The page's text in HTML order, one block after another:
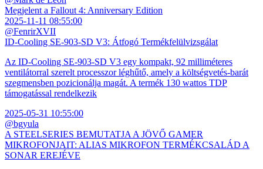
Megjelent a Fallout 4: Anniversary Edition
2025-11-11 08:55:00
@FenrirXVII
ID-Cooling SE-903-SD V3: Átfogó Termékfelülvizsgálat
Az ID-Cooling SE-903-SD V3 egy kompakt, 92 milliméteres
ventilátorral szerelt processzor léghűtő, amely a költségvetés-barát
szegmensben pozicionálja magát. A termék 130 wattos TDP
támogatással rendelkezik
2025-05-31 10:55:00
@bgyula
A STEELSERIES BEMUTATJA A JÖVŐ GAMER
MIKROFONJAIT: ALIAS MIKROFON TERMÉKCSALÁD A
SONAR EREJÉVE